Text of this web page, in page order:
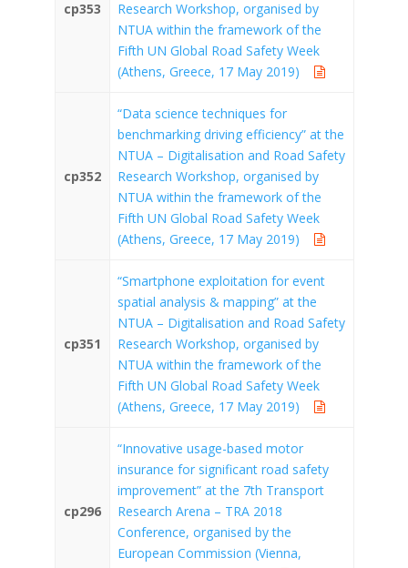
cp353
Research Workshop, organised by
NTUA within the framework of the
Fifth UN Global Road Safety Week
(Athens, Greece, 17 May 2019)
cp352
“Data science techniques for
benchmarking driving efficiency” at the
NTUA – Digitalisation and Road Safety
Research Workshop, organised by
NTUA within the framework of the
Fifth UN Global Road Safety Week
(Athens, Greece, 17 May 2019)
cp351
“Smartphone exploitation for event
spatial analysis & mapping” at the
NTUA – Digitalisation and Road Safety
Research Workshop, organised by
NTUA within the framework of the
Fifth UN Global Road Safety Week
(Athens, Greece, 17 May 2019)
cp296
“Innovative usage-based motor
insurance for significant road safety
improvement” at the 7th Transport
Research Arena – TRA 2018
Conference, organised by the
European Commission (Vienna,